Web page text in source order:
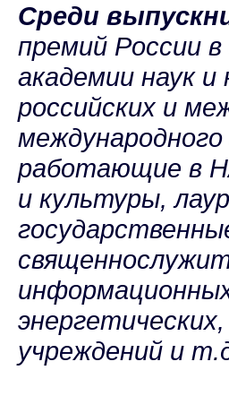
Среди
премий России
академии наук
российских и
работающие в
и культуры,
учреждений и